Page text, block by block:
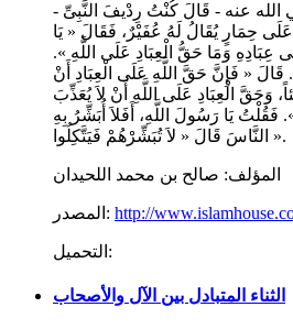
عنه - قَالَ كُنْتُ رِدْيفَ النَّبِىِّ -
حِمَارٍ يُقَالُ لَهُ عُفَيْرٌ، فَقَالَ « يَا
عِبَادِهِ وَمَا حَقُّ الْعِبَادِ عَلَى اللَّهِ ».
« فَإِنَّ حَقَّ اللَّهِ عَلَى الْعِبَادِ أَنْ
وَحَقَّ الْعِبَادِ عَلَى اللَّهِ أَنْ لاَ يُعَذِّبَ
فَقُلْتُ يَا رَسُولَ اللَّهِ، أَفَلاَ أُبَشِّرُ بِهِ
النَّاسَ قَالَ « لاَ تُبَشِّرْهُمْ فَيَتَّكِلُوا ».
المؤلف: صالح بن محمد اللحيدان
المصدر: http://
التحميل:
الثناء المتبادل بين الآل والأصحاب